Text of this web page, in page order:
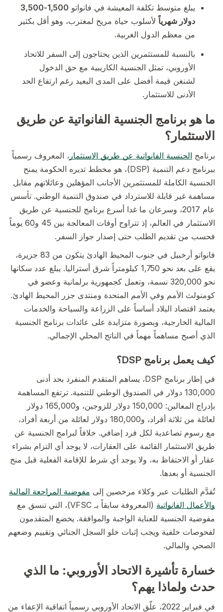
يبلغ متوسط تكلفة المعيشة في فانواتو
1,500-3,500
دولار شهرياً لأسلوب حياة مريح لمغترب، وهو أقل بكثير
من معظم الدول الغربية.
بالنسبة للمستثمرين الذين يحتاجون إلى السفر للاتحاد
الأوروبي، تمثل الجنسية الكاريبية مع حق الدخول
لشنغن قيمة أفضل على المدى البعيد رغم ارتفاع الحد
الأدنى للاستثمار.
ما هو برنامج الجنسية الفانواتية عن طريق
الاستثمار؟
برنامج الجنسية الفانواتية عن طريق الاستثمار ، المعروف رسمياً
ببرنامج دعم التنمية (DSP)، هو مخطط تديره الحكومة يمنح
الجنسية الكاملة للمستثمرين الأجانب المؤهلين وعائلاتهم مقابل
مساهمة غير قابلة للاسترداد في صندوق التنمية الوطني. تأسس
عام 2017، وسرعان ما غدا أسرع برنامج للجنسية عن طريق
الاستثمار في العالم، إذ تتراوح أوقات المعالجة بين 45 و60 يوماً
فحسب من تقديم الطلب حتى إصدار جواز السفر.
فانواتو أرخبيل في جنوب المحيط الهادئ يتكون من 83 جزيرة،
يقع على بعد نحو 1,750 كيلومتراً شرق أستراليا. يبلغ عدد سكانها
نحو 320,000 نسمة، وتعمل كجمهورية برلمانية وعضو في
كومنولث الأمم وفي الأمم المتحدة ومنتدى جزر المحيط الهادئ.
يعتمد اقتصاد البلاد أساساً على الزراعة والسياحة والخدمات
المالية الخارجية، وبصورة متزايدة على عائدات برنامج الجنسية
الذي أصبح مساهماً مهماً في الناتج المحلي الإجمالي.
كيف يعمل برنامج DSP؟
في إطار برنامج DSP، يساهم المتقدم المنفرد بحد أدنى
130,000 دولار في الصندوق الوطني للتنمية. ترتفع المساهمة
بإدراج المعالين: 150,000 دولار للزوجين، و165,000 دولار
لعائلة من ثلاثة أفراد، و180,000 دولار لعائلة من أربعة أفراد،
مع رسوم تصاعدية لكل فرد إضافي. خلافاً لبرامج الجنسية عن
طريق الاستثمار القائمة على العقارات، لا يوجد أي التزام بشراء
عقار أو الاحتفاظ به، ولا يوجد أي شرط للإقامة الفعلية قبل منح
الجنسية أو بعدها.
تُقدَّم الطلبات عبر وكلاء مرخصين إلى مفوضية المراجعة المالية
والأعمال الفانواتية
(المعروفة سابقاً بـ VFSC)، التي تنسق مع
مفوضية الجنسية للعناية الواجبة والموافقة. يخضع المتقدمون
لفحوصات خلفية ويجب إثبات خلو السجل الجنائي وتقييم وضعهم
الصحي والمالي.
خسارة تأشيرة الاتحاد الأوروبي: ما الذي
حدث ولماذا يهم؟
في فبراير 2022، علّق الاتحاد الأوروبي رسمياً اتفاقية الإعفاء من